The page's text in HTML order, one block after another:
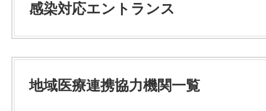
感染対応エントランス
地域医療連携協力機関一覧